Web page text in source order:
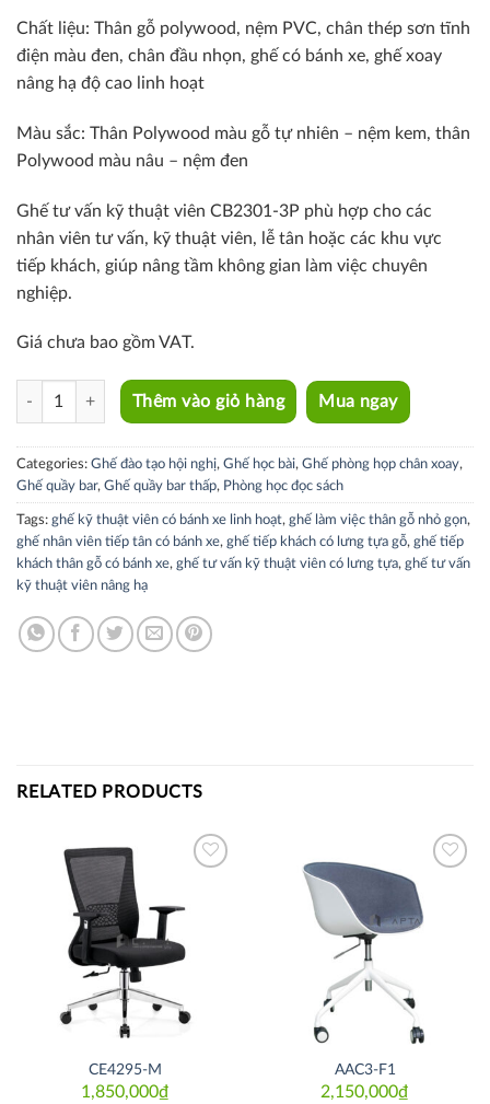
Chất liệu: Thân gỗ polywood, nệm PVC, chân thép sơn tĩnh
điện màu đen, chân đầu nhọn, ghế có bánh xe, ghế xoay
nâng hạ độ cao linh hoạt
Màu sắc: Thân Polywood màu gỗ tự nhiên – nệm kem, thân
Polywood màu nâu – nệm đen
Ghế tư vấn kỹ thuật viên CB2301-3P phù hợp cho các
nhân viên tư vấn, kỹ thuật viên, lễ tân hoặc các khu vực
tiếp khách, giúp nâng tầm không gian làm việc chuyên
nghiệp.
Giá chưa bao gồm VAT.
CB2301-3P quantity
Thêm vào giỏ hàng Mua ngay
Categories: Ghế đào tạo hội nghị, Ghế học bài, Ghế phòng họp chân xoay,
Ghế quầy bar, Ghế quầy bar thấp, Phòng học đọc sách
Tags: ghế kỹ thuật viên có bánh xe linh hoạt, ghế làm việc thân gỗ nhỏ gọn,
ghế nhân viên tiếp tân có bánh xe, ghế tiếp khách có lưng tựa gỗ, ghế tiếp
khách thân gỗ có bánh xe, ghế tư vấn kỹ thuật viên có lưng tựa, ghế tư vấn
kỹ thuật viên nâng hạ
RELATED PRODUCTS
CE4295-M
1,850,000₫
AAC3-F1
2,150,000₫